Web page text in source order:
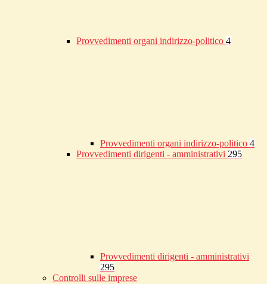
Provvedimenti organi indirizzo-politico 4
Provvedimenti organi indirizzo-politico 4
Provvedimenti dirigenti - amministrativi 295
Provvedimenti dirigenti - amministrativi
295
Controlli sulle imprese